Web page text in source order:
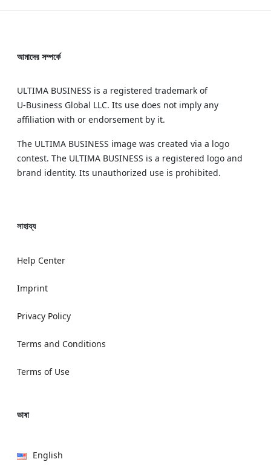
আমাদের সম্পর্কে
ULTIMA BUSINESS is a registered trademark of
U‑Business Global LLC. Its use does not imply any
affiliation with or endorsement by it.
The ULTIMA BUSINESS image was created via a logo
contest. The ULTIMA BUSINESS is a registered logo and
brand identity. Its unauthorized use is prohibited.
সাহায্য
Help Center
Imprint
Privacy Policy
Terms and Conditions
Terms of Use
ভাষা
English